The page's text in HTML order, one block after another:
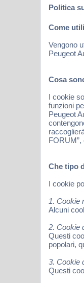
Politica
Come
Vengono
Peugeot
Cosa
I cookie
funzioni
Peugeot
FORUM”,
Che tipo
I cookie
1. Cookie
Alcuni
2. Cookie
Questi
popolari,
3. Cookie
Questi